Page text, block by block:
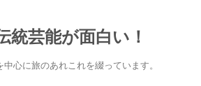
統芸能が面白い！
心に旅のあれこれを綴っています。